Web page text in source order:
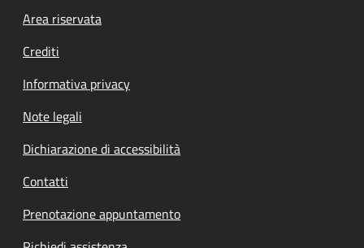
Footer menu
Area riservata
Crediti
Informativa privacy
Note legali
Dichiarazione di accessibilità
Contatti
Prenotazione appuntamento